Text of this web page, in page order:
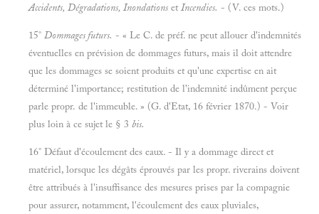
Accidents, Dégradations, Inondations etIncendies. - (V. ces mots.)
15° Dommages futurs. - « Le C. de préf. ne peut allouer d'indemnités
éventuelles en prévision de dommages futurs, mais il doit attendre
que les dommages se soient produits et qu'une expertise en ait
déterminé l'importance; restitution de l'indemnité indûment perçue
parle propr. de l'immeuble. » (G. d'Etat, 16 février 1870.) - Voir
plus loin à ce sujet le § 3 bis.
16° Défaut d'écoulement des eaux. - Il y a dommage direct et
matériel, lorsque les dégâts éprouvés par les propr. riverains doivent
être attribués à l'insuffisance des mesures prises par la compagnie
pour assurer, notamment, l'écoulement des eaux pluviales,